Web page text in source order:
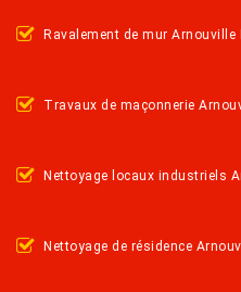
Ravalement de mur Arnouville
Travaux de maçonnerie
Nettoyage locaux industriels
Nettoyage de résidence